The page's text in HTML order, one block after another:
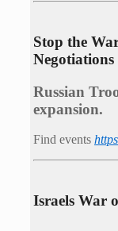
Stop the
Negotiations
Russian
expansion.
Find events
Israels War